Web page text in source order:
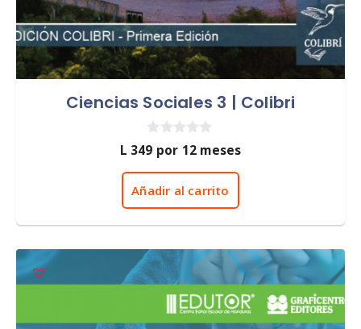
Ciencias Sociales 3 | Colibri
0
d
e
L 349 por 12 meses
Añadir al carrito